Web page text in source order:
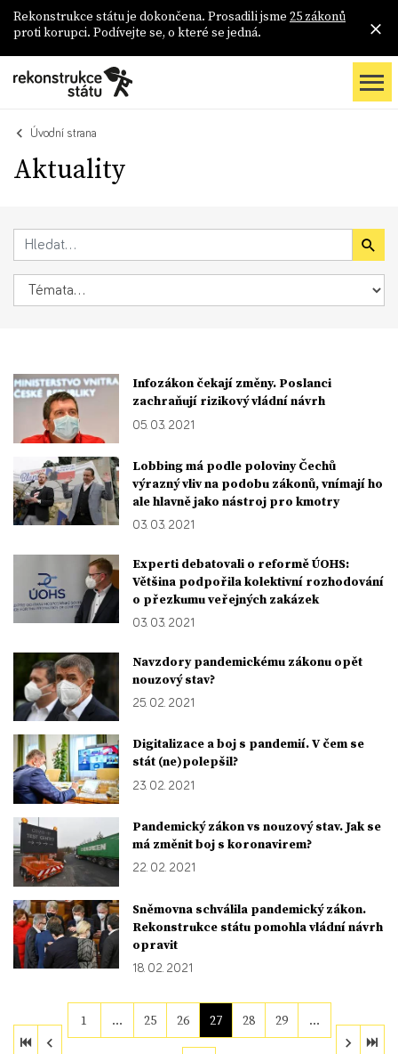
Rekonstrukce státu je dokončena. Prosadili jsme 25 zákonů
proti korupci. Podívejte se, o které se jedná.
Úvodní strana
Aktuality
Infozákon čekají změny. Poslanci
zachraňují rizikový vládní návrh
05. 03. 2021
Lobbing má podle poloviny Čechů
výrazný vliv na podobu zákonů, vnímají ho
ale hlavně jako nástroj pro kmotry
03. 03. 2021
Experti debatovali o reformě ÚOHS:
Většina podpořila kolektivní rozhodování
o přezkumu veřejných zakázek
03. 03. 2021
Navzdory pandemickému zákonu opět
nouzový stav?
25. 02. 2021
Digitalizace a boj s pandemií. V čem se
stát (ne)polepšil?
23. 02. 2021
Pandemický zákon vs nouzový stav. Jak se
má změnit boj s koronavirem?
22. 02. 2021
Sněmovna schválila pandemický zákon.
Rekonstrukce státu pomohla vládní návrh
opravit
18. 02. 2021
1 … 25 26 27 28 29 …